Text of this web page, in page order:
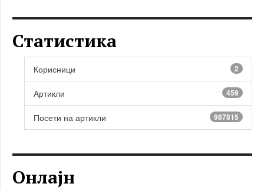
Статистика
Корисници 2
Артикли 459
Посети на артикли 987815
Онлајн